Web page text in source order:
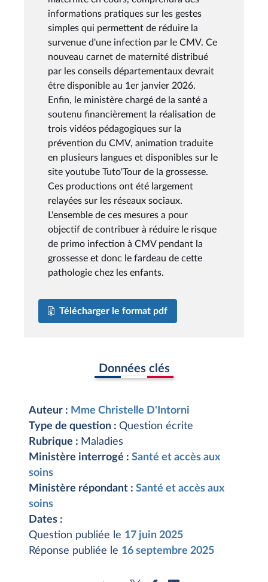
informations pratiques sur les gestes
simples qui permettent de réduire la
survenue d'une infection par le CMV. Ce
nouveau carnet de maternité distribué
par les conseils départementaux devrait
être disponible au 1er janvier 2026.
Enfin, le ministère chargé de la santé a
soutenu financièrement la réalisation de
trois vidéos pédagogiques sur la
prévention du CMV, animation traduite
en plusieurs langues et disponibles sur le
site youtube Tuto'Tour de la grossesse.
Ces productions ont été largement
relayées sur les réseaux sociaux.
L'ensemble de ces mesures a pour
objectif de contribuer à réduire le risque
de primo infection à CMV pendant la
grossesse et donc le fardeau de cette
pathologie chez les enfants.
Télécharger le format pdf
Données clés
Auteur : Mme Christelle D'Intorni
Type de question : Question écrite
Rubrique : Maladies
Ministère interrogé : Santé et accès aux
soins
Ministère répondant : Santé et accès aux
soins
Dates :
Question publiée le 17 juin 2025
Réponse publiée le 16 septembre 2025